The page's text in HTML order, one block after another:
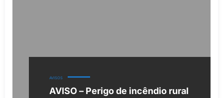
AVISOS
AVISO – Perigo de incêndio rural